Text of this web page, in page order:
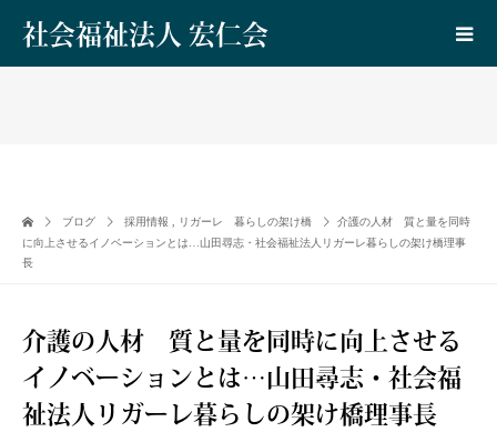
社会福祉法人 宏仁会
ブログ 採用情報 リガーレ 暮らしの架け橋
介護の人材 質と量を同時
に向上させるイノベーションとは…山田尋志・社会福祉法人リガーレ暮らしの架け橋理事
長
介護の人材 質と量を同時に向上させる
イノベーションとは…山田尋志・社会福
祉法人リガーレ暮らしの架け橋理事長